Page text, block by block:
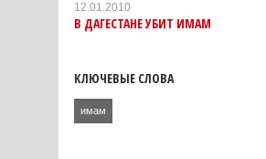
12.01.2010
В ДАГЕСТАНЕ УБИТ ИМАМ
КЛЮЧЕВЫЕ СЛОВА
имам